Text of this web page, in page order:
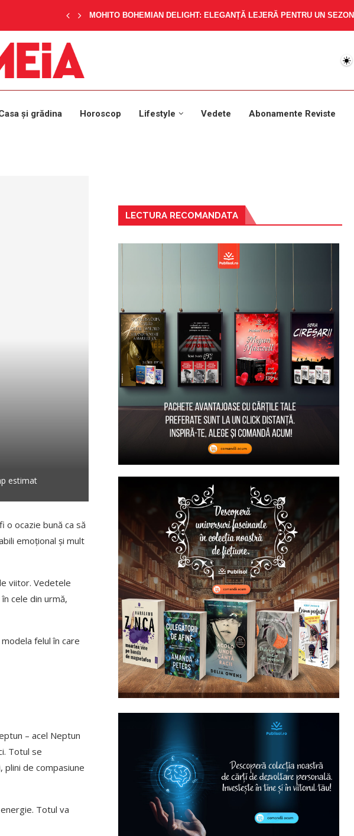
MOHITO BOHEMIAN DELIGHT: ELEGANȚĂ LEJERĂ PENTRU UN
și grădina Horoscop Lifestyle Vedete Abonamente Reviste
estimat
o ocazie bună ca să
emoțional și mult
viitor. Vedetele
cele din urmă,
felul în care
– acel Neptun
Totul se
plini de compasiune
Totul va
LECTURA RECOMANDATA